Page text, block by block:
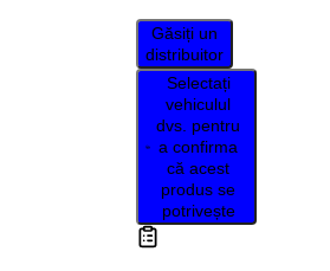
Găsiți un
distribuitor
Selectați
vehiculul
dvs. pentru
a confirma
că acest
produs se
potrivește